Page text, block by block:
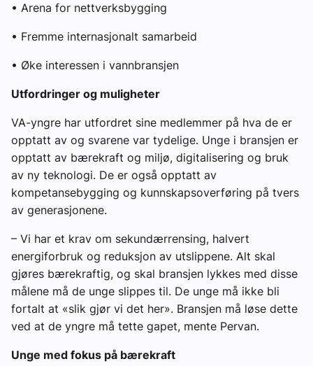
• Arena for nettverksbygging
• Fremme internasjonalt samarbeid
• Øke interessen i vannbransjen
Utfordringer og muligheter
VA-yngre har utfordret sine medlemmer på hva de er
opptatt av og svarene var tydelige. Unge i bransjen er
opptatt av bærekraft og miljø, digitalisering og bruk
av ny teknologi. De er også opptatt av
kompetansebygging og kunnskapsoverføring på tvers
av generasjonene.
– Vi har et krav om sekundærrensing, halvert
energiforbruk og reduksjon av utslippene. Alt skal
gjøres bærekraftig, og skal bransjen lykkes med disse
målene må de unge slippes til. De unge må ikke bli
fortalt at «slik gjør vi det her». Bransjen må løse dette
ved at de yngre må tette gapet, mente Pervan.
Unge med fokus på bærekraft